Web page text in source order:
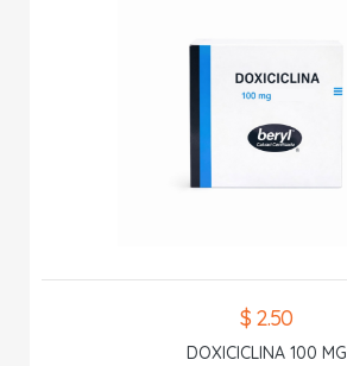
$ 2.50
DOXICICLINA 100 MG